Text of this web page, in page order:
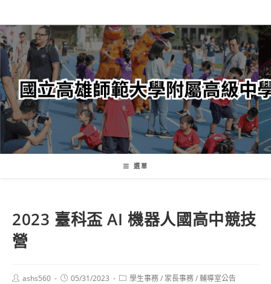
轉
至
主
內
容
選單
2023 臺科盃 AI 機器人國高中競技
營
Postashs560
Post05/31/2023
Post學生事務/ 家長事務/輔導室公告